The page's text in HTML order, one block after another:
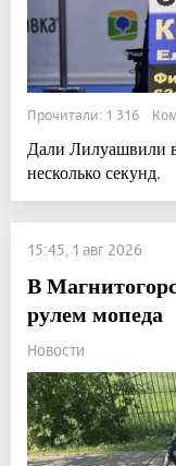
Прочитали: 1 316
Дали Лилуашвили
несколько секунд.
15:45, 1 авг 2026
В
рулем мопеда
Новости